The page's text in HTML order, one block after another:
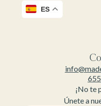
ES
¡No te
Únete a